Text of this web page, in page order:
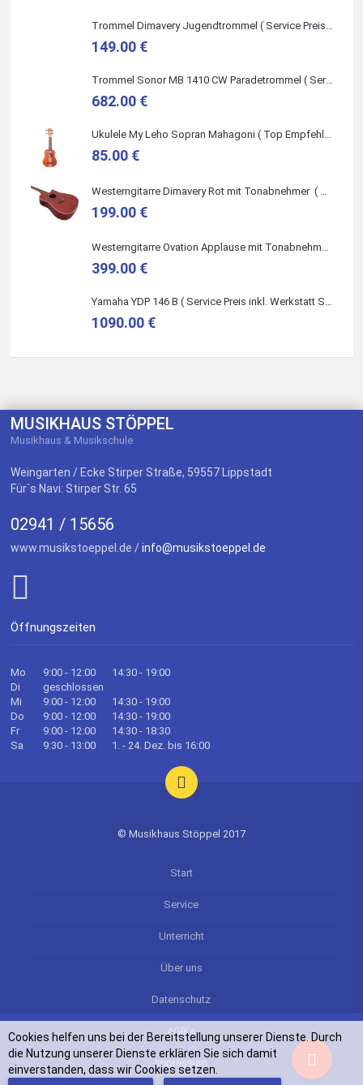
149.00 €
Trommel Sonor MB 1410 CW Paradetrommel ( Service Preis inkl. Werkstatt Service )
682.00 €
85.00 €
199.00 €
399.00 €
1090.00 €
MUSIKHAUS STÖPPEL
Musikhaus & Musikschule
Weingarten / Ecke Stirper Straße, 59557 Lippstadt
Für`s Navi: Stirper Str. 65
02941 / 15656
www.musikstoeppel.de /info@musikstoeppel.de
Öffnungszeiten
Mo 9:00 - 12:00
14:30 - 19:00
Di
geschlossen
Mi
9:00 - 12:00
14:30 - 19:00
Do
9:00 - 12:00
14:30 - 19:00
Fr
9:00 - 12:00
14:30 - 18:30
Sa
9:30 - 13:00 1. - 24. Dez. bis 16:00
© Musikhaus Stöppel 2017
Start
Service
Unterricht
Über uns
Datenschutz
AGB`s
Impressum
Cookies helfen uns bei der Bereitstellung unserer Dienste. Durch
die Nutzung unserer Dienste erklären Sie sich damit
einverstanden, dass wir Cookies setzen.